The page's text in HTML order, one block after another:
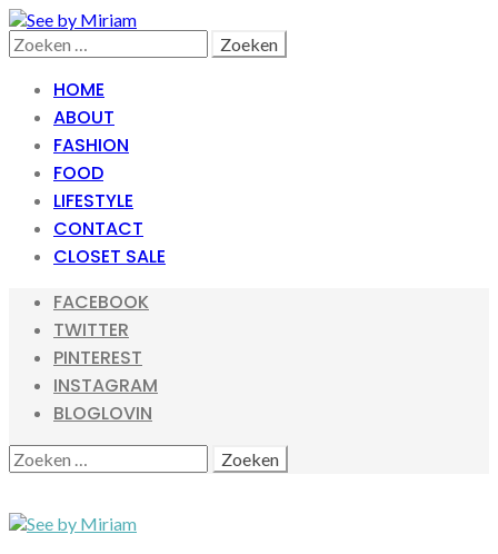
Skip
to
navigation
Skip
to
content
Search
Zoeken
naar:
HOME
ABOUT
FASHION
FOOD
LIFESTYLE
CONTACT
CLOSET SALE
FACEBOOK
TWITTER
PINTEREST
INSTAGRAM
BLOGLOVIN
SEARCH
ZOEKEN